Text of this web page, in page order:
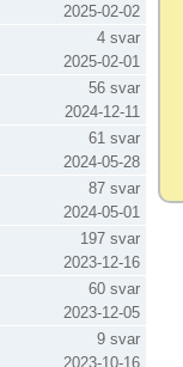
2025-02-02
4 svar
2025-02-01
56 svar
2024-12-11
61 svar
2024-05-28
87 svar
2024-05-01
197 svar
2023-12-16
60 svar
2023-12-05
9 svar
2023-10-16